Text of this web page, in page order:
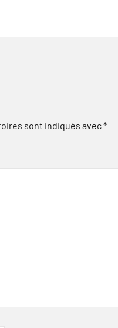
sont indiqués avec*